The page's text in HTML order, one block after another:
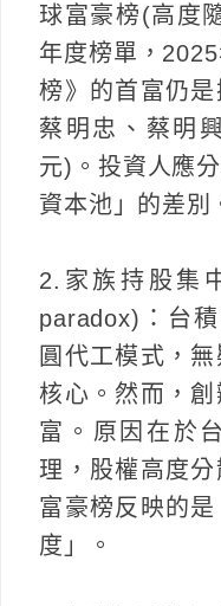
球富豪榜(高度
年度榜單，
榜》的首富仍
蔡明忠、蔡明
元)。投資人應
資本池」的差別
2.家族持股集
paradox)：台
圓代工模式，
核心。然而，
富。原因在於
理，股權高度
富豪榜反映的
度」。